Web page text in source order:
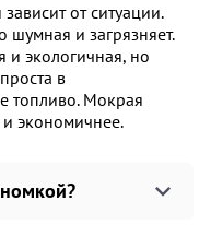
от ситуации.
и загрязняет.
и экологичная, но
в
топливо. Мокрая
экономичнее.